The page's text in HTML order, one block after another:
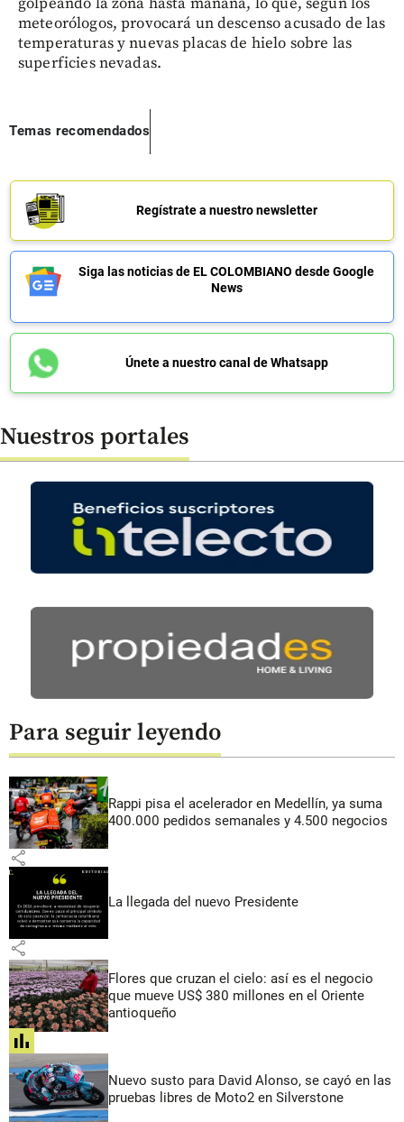
meteorólogos, provocará un descenso acusado de las
temperaturas y nuevas placas de hielo sobre las
superficies nevadas.
Temas recomendados
Regístrate a nuestro newsletter
Siga las noticias de EL COLOMBIANO desde Google
News
Únete a nuestro canal de Whatsapp
Nuestros portales
Para seguir leyendo
Rappi pisa el acelerador en Medellín, ya suma
400.000 pedidos semanales y 4.500 negocios
share
La llegada del nuevo Presidente
share
Flores que cruzan el cielo: así es el negocio
que mueve US$ 380 millones en el Oriente
antioqueño
share
Nuevo susto para David Alonso, se cayó en las
pruebas libres de Moto2 en Silverstone